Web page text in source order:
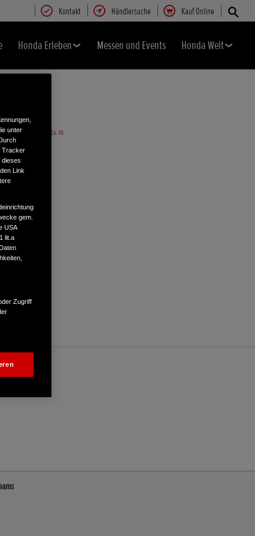
Kontakt Händlersuche Kauf Online
Honda Erleben Messen und Events Honda Welt
unter
Tracker
dieses
Link
gem.
USA
lit.a
Zugriff